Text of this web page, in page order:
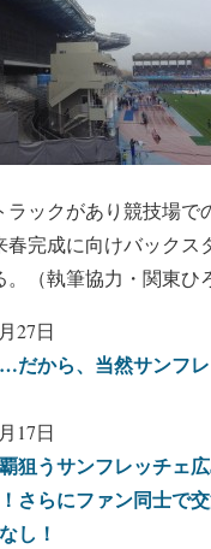
ラックがあり競技場で
春完成に向けバックス
（執筆協力・関東ひ
27日
だから、当然サンフ
17日
狙うサンフレッチェ
さらにファン同士で
し！